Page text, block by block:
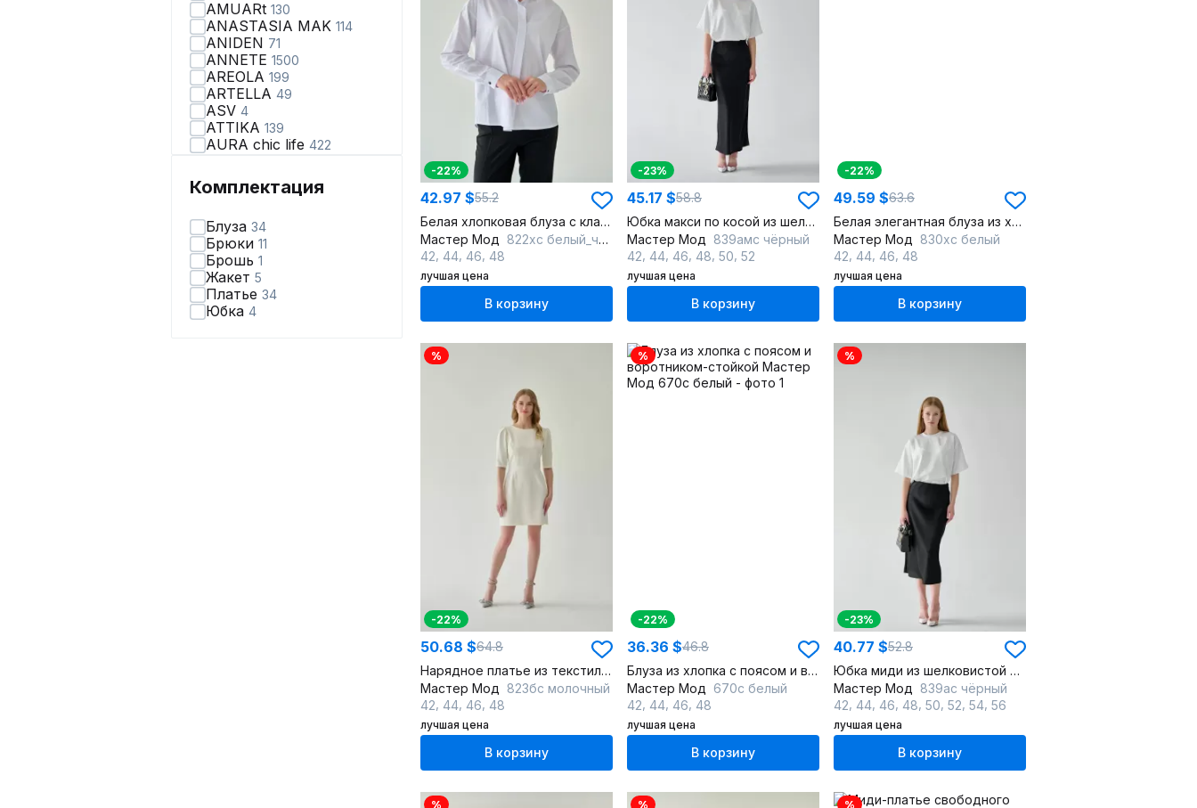
AMUARt 130
ANASTASIA MAK 114
ANIDEN 71
ANNETE 1500
AREOLA 199
ARTELLA 49
ASV 4
ATTIKA 139
AURA chic life 422
AVEEVA66
AXXA 67
Abbi110
Achosa
Aira Style
Alani Collection
Alena Goretskaya
Комплектация
Блуза 34
Брюки 11
Брошь 1
Жакет 5
Платье 34
Юбка 4
-22%
42.97 $55.2
Белая хлопковая блуза с классическим воротником и длинным рукавом
Мастер Мод 822хс белый_черные_пуговицы
42 44 46 48
лучшая цена
В корзину
-23%
45.17 $58.8
Юбка макси по косой из шелковистой ткани
Мастер Мод 839амс чёрный
42 44 46 48 50 52
лучшая цена
В корзину
-22%
49.59 $63.6
Белая элегантная блуза из хлопка с романтичной оборкой
Мастер Мод 830хс белый
42 44 46 48
лучшая цена
В корзину
%
-22%
50.68 $64.8
Нарядное платье из текстиля с бантами и глубоким вырезом
Мастер Мод 823бс молочный
42 44 46 48
лучшая цена
В корзину
%
-22%
36.36 $46.8
Блуза из хлопка с поясом и воротником-стойкой
Мастер Мод 670с белый
42 44 46 48
лучшая цена
В корзину
%
-23%
40.77 $52.8
Юбка миди из шелковистой ткани по косой с потайной резинкой
Мастер Мод 839ас чёрный
42 44 46 48 50 52 54 56
лучшая цена
В корзину
% % %